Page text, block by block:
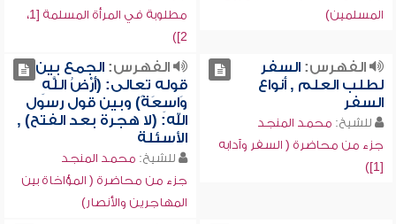
المسلمين)
مطلوبة في المرأة المسلمة [1،
2])
الفهرس:السفر
لطلب العلم , أنواع
السفر
للشيخ: محمد المنجد
جزء من محاضرة ( السفر وآدابه
[1])
الفهرس:الجمع بين
قوله تعالى: (أَرْضُ اللَّهِ
وَاسِعَةً) وبين قول رسول
الله: (لا هجرة بعد الفتح) ,
الأسئلة
للشيخ: محمد المنجد
جزء من محاضرة ( المؤاخاة بين
المهاجرين والأنصار)